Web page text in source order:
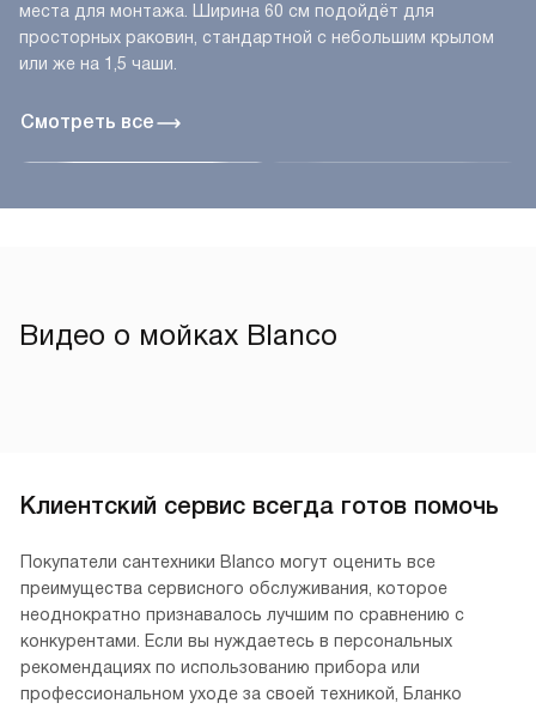
Смотреть все
места для монтажа. Ширина 60 см подойдёт для
просторных раковин, стандартной с небольшим крылом
или же на 1,5 чаши.
Видео о мойках Blanco
Клиентский сервис всегда готов помочь
Покупатели сантехники Blanco могут оценить все
преимущества сервисного обслуживания, которое
неоднократно признавалось лучшим по сравнению с
конкурентами. Если вы нуждаетесь в персональных
рекомендациях по использованию прибора или
профессиональном уходе за своей техникой, Бланко